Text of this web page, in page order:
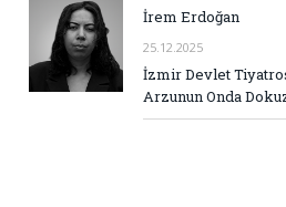
İrem Erdoğan
25.12.2025
İzmir Devlet
Arzunun Onda